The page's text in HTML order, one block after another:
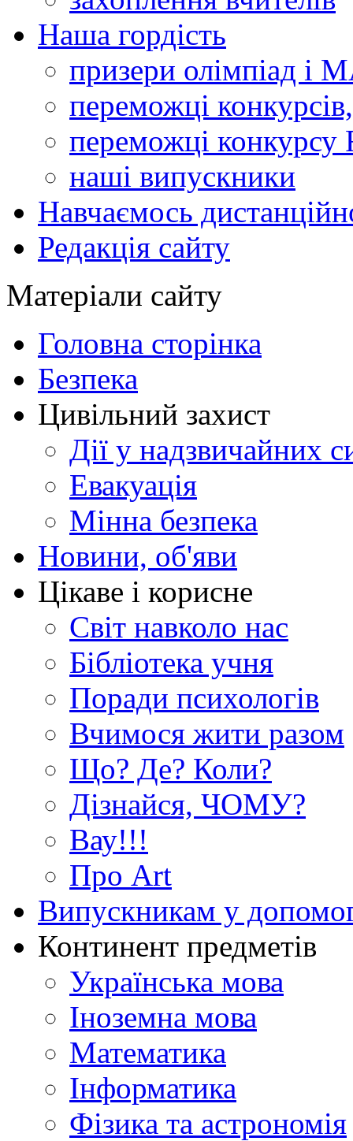
Наша гордість
призери олімпіад і
переможці
переможці конкурсу
наші випускники
Навчаємось
Редакція сайту
Матеріали сайту
Головна сторінка
Безпека
Цивільний захист
Дії у надзвичайних
Евакуація
Мінна безпека
Новини, об'яви
Цікаве і корисне
Світ навколо нас
Бібліотека учня
Поради психологів
Вчимося жити разом
Що? Де? Коли?
Дізнайся, ЧОМУ?
Вау!!!
Про Art
Випускникам у
Континент предметів
Українська мова
Іноземна мова
Математика
Інформатика
Фізика та астрономія